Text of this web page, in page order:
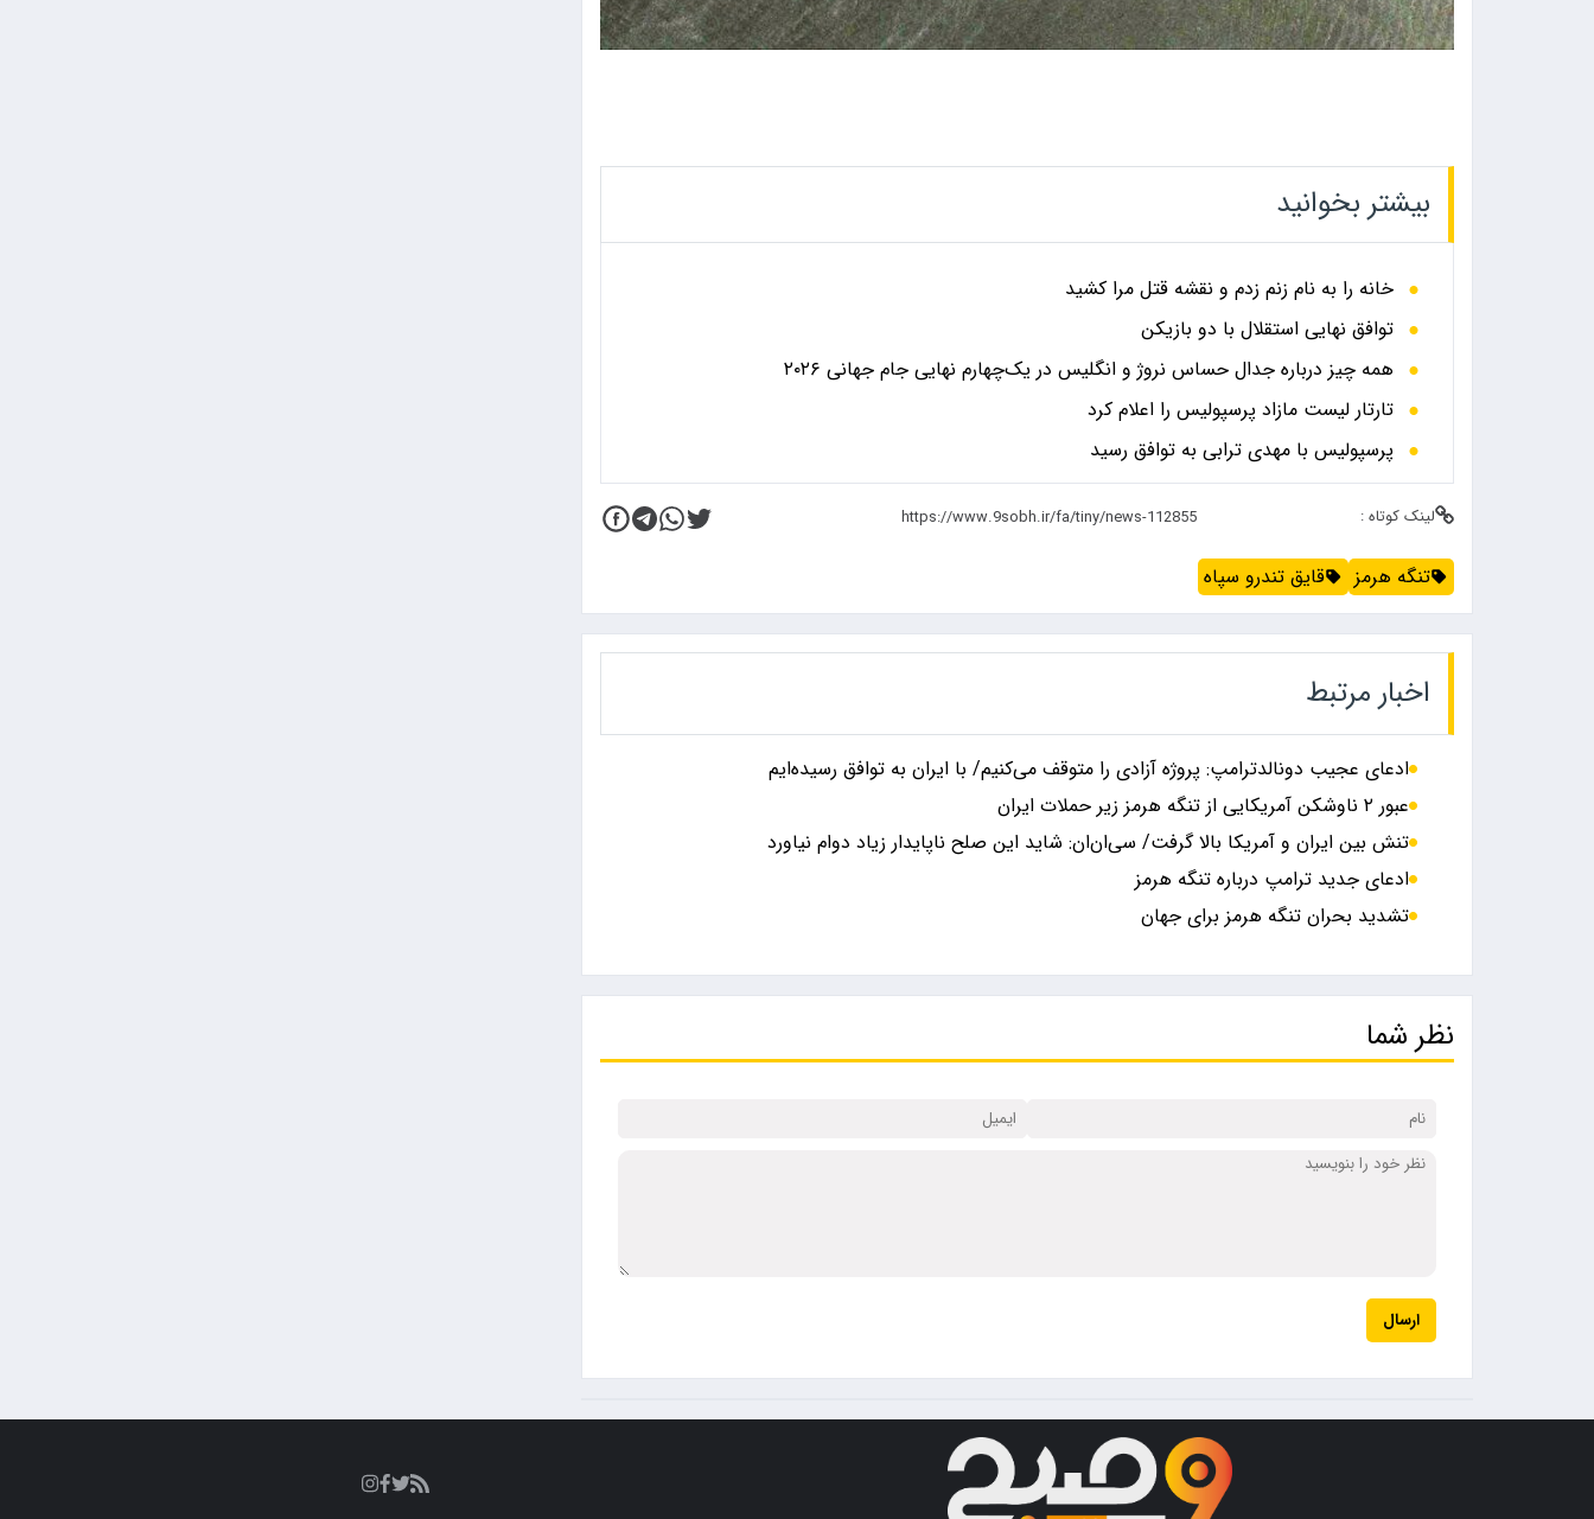
بیشتر بخوانید
خانه را به نام زنم زدم و نقشه قتل مرا کشید
توافق نهایی استقلال با دو بازیکن
همه چیز درباره جدال حساس نروژ و انگلیس در یک‌چهارم نهایی جام جهانی ۲۰۲۶
تارتار لیست مازاد پرسپولیس را اعلام کرد
پرسپولیس با مهدی ترابی به توافق رسید
لینک کوتاه :
تنگه هرمز قایق تندرو سپاه
اخبار مرتبط
ادعای عجیب دونالدترامپ: پروژه آزادی را متوقف می‌کنیم/ با ایران به توافق رسیده‌ایم
عبور ۲ ناوشکن آمریکایی از تنگه هرمز زیر حملات ایران
تنش بین ایران و آمریکا بالا گرفت/ سی‌ان‌ان: شاید این صلح ناپایدار زیاد دوام نیاورد
ادعای جدید ترامپ درباره تنگه هرمز
تشدید بحران تنگه هرمز برای جهان
نظر شما
ارسال